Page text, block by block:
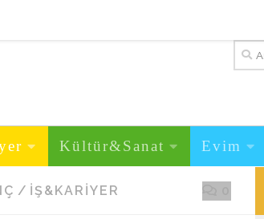
Arama:
Kültür&Sanat Evim
/ İŞ&KARIYER